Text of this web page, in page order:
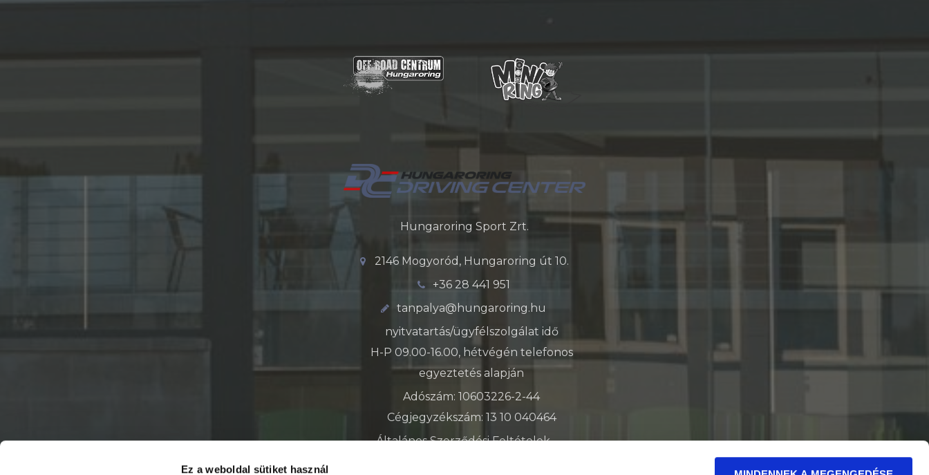
Ez a weboldal sütiket használ
Hungaroring Sport Zrt.
2146 Mogyoród, Hungaroring út 10.
+36 28 441 951
tanpalya@hungaroring.hu
nyitvatartás/ügyfélszolgálat idő
H-P 09.00-16.00, hétvégén telefonos
egyeztetés alapján
Adószám: 10603226-2-44
Cégjegyzékszám: 13 10 040464
Általános Szerződési Feltételek